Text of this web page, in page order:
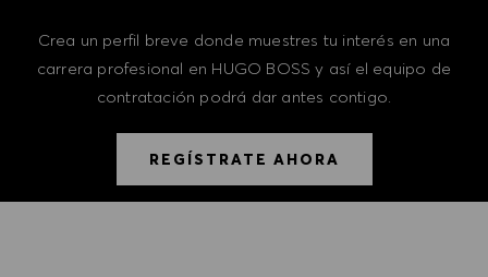
Crea un perfil breve donde muestres tu interés en una
carrera profesional en HUGO BOSS y así el equipo de
contratación podrá dar antes contigo.
REGÍSTRATE AHORA